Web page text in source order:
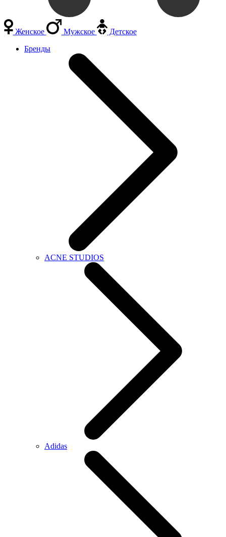
Женское Мужское
Детское
Бренды
ACNE STUDIOS
Adidas